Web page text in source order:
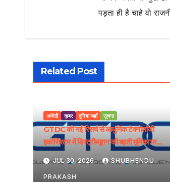
पड़ता ही है चाहे वो
Related Post
अजेंसी ख़बर दुनिया जहाँ सूचना
GTDC की नई रिसर्च से आधुनिक टेक्नोलॉजी
इकोसिस्टम में डिस्ट्रीब्यूशन की बढ़ती भूमिका पर
JUL 30, 2026 SHUBHENDU
PRAKASH